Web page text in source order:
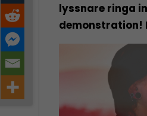
lyssnare ringa
demonstration!